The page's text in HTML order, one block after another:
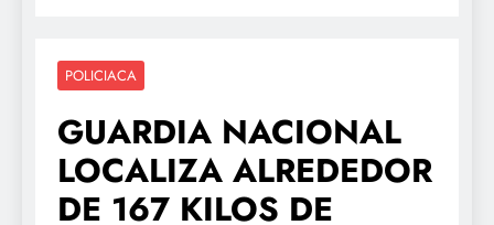
POLICIACA
GUARDIA NACIONAL
LOCALIZA ALREDEDOR
DE 167 KILOS DE